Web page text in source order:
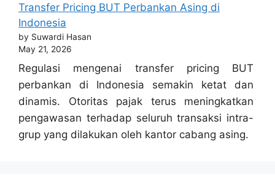
Transfer Pricing BUT Perbankan Asing di
Indonesia
by Suwardi Hasan
May 21, 2026
Regulasi mengenai transfer pricing BUT
perbankan di Indonesia semakin ketat dan
dinamis. Otoritas pajak terus meningkatkan
pengawasan terhadap seluruh transaksi intra-
grup yang dilakukan oleh kantor cabang asing.